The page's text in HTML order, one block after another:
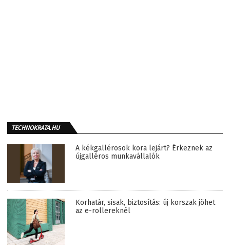
TECHNOKRATA.HU
A kékgallérosok kora lejárt? Érkeznek az
újgalléros munkavállalók
Korhatár, sisak, biztosítás: új korszak jöhet
az e-rollereknél